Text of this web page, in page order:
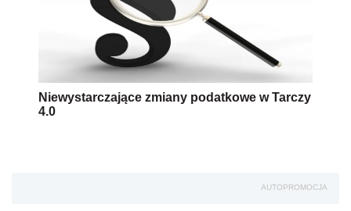
Niewystarczające zmiany podatkowe w Tarczy
4.0
AUTOPROMOCJA